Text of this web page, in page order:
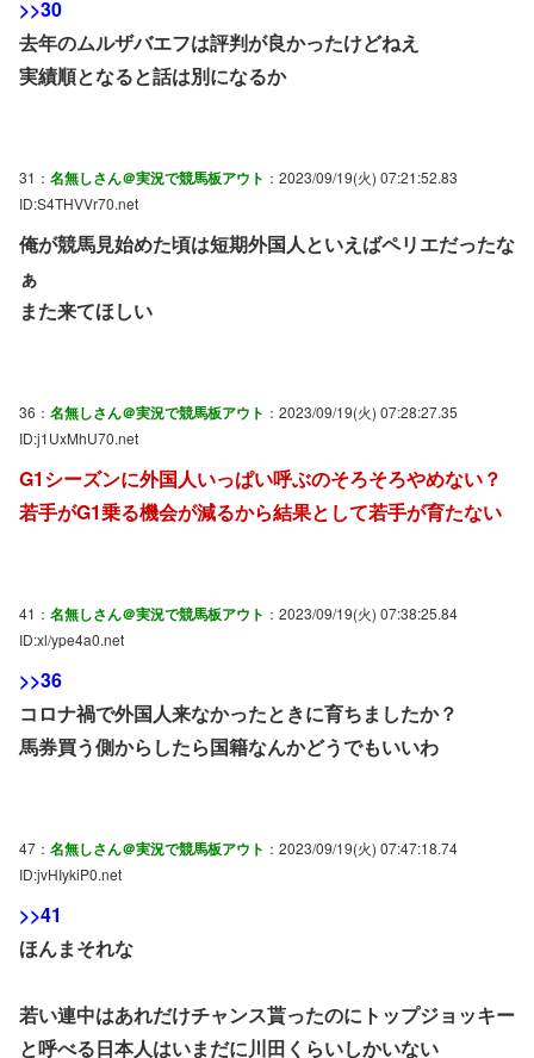
>>30
去年のムルザバエフは評判が良かったけどねえ
実績順となると話は別になるか
31： 名無しさん＠実況で競馬板アウト ：2023/09/19(火) 07:21:52.83
ID:S4THVVr70.net
俺が競馬見始めた頃は短期外国人といえばペリエだったな
ぁ
また来てほしい
36： 名無しさん＠実況で競馬板アウト ：2023/09/19(火) 07:28:27.35
ID:j1UxMhU70.net
G1シーズンに外国人いっぱい呼ぶのそろそろやめない？
若手がG1乗る機会が減るから結果として若手が育たない
41： 名無しさん＠実況で競馬板アウト ：2023/09/19(火) 07:38:25.84
ID:xl/ype4a0.net
>>36
コロナ禍で外国人来なかったときに育ちましたか？
馬券買う側からしたら国籍なんかどうでもいいわ
47： 名無しさん＠実況で競馬板アウト ：2023/09/19(火) 07:47:18.74
ID:jvHIykiP0.net
>>41
ほんまそれな
若い連中はあれだけチャンス貰ったのにトップジョッキー
と呼べる日本人はいまだに川田くらいしかいない